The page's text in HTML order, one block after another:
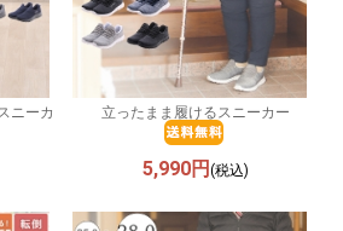
ニーカ
立ったまま履けるスニーカー
5,990円 (税込)